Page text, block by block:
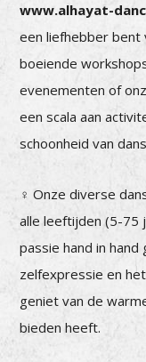
www.alhayat-
een liefhebber bent
boeiende
evenementen of
een scala aan
schoonheid van
‍♀️ Onze diverse
alle leeftijden (5-75
passie hand in hand
zelfexpressie en
geniet van de
bieden heeft.